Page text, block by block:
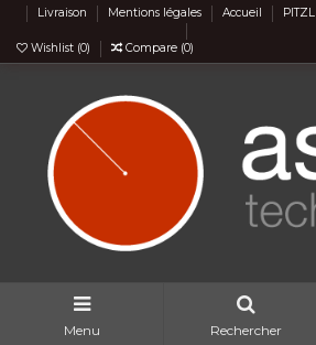
Livraison Mentions légales Accueil PITZL
Wishlist (0) Compare (0)
Menu Rechercher